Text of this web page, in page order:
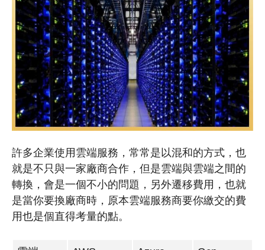
許多企業使用雲端服務，常常是以混和的方式，也
就是不只與一家廠商合作，但是雲端與雲端之間的
轉換，會是一個不小的問題，另外遷移費用，也就
是當你要換廠商時，原本雲端服務商要你繳交的費
用也是個直得考量的點。